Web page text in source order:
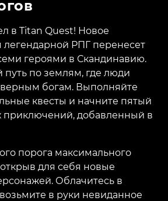
в Titan Quest! Новое
легендарной РПГ перенесет
героями в Скандинавию.
путь по землям, где люди
богам. Выполняйте
квесты и начните пятый
приключений, добавленный в
порога максимального
для себя новые
Облачитесь в
в руки невиданное